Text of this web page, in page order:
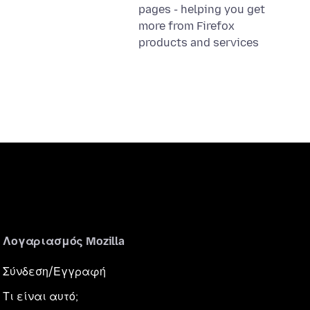
pages - helping you get
more from Firefox
products and services
Λογαριασμός Mozilla
Σύνδεση/Εγγραφή
Τι είναι αυτό;